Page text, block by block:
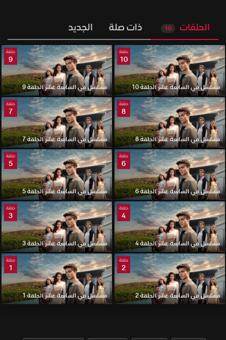
الحلقات 10 ذات صلة الجديد
حلقة
10
مسلسل في السابعة عشر الحلقة 10
حلقة
9
مسلسل في السابعة عشر الحلقة 9
حلقة
8
مسلسل في السابعة عشر الحلقة 8
حلقة
7
مسلسل في السابعة عشر الحلقة 7
حلقة
6
مسلسل في السابعة عشر الحلقة 6
حلقة
5
مسلسل في السابعة عشر الحلقة 5
حلقة
4
مسلسل في السابعة عشر الحلقة 4
حلقة
3
مسلسل في السابعة عشر الحلقة 3
حلقة
2
مسلسل في السابعة عشر الحلقة 2
حلقة
1
مسلسل في السابعة عشر الحلقة 1